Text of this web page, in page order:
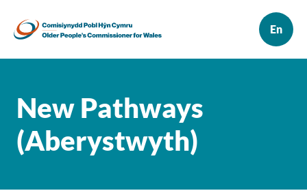
New Pathways
(Aberystwyth)